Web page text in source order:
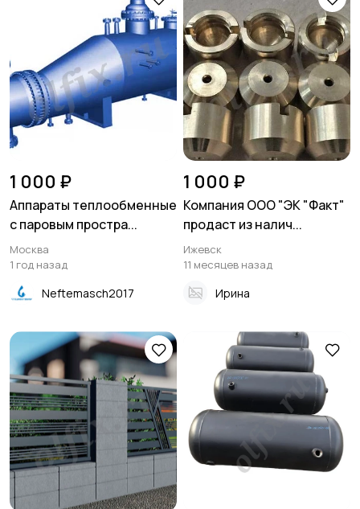
1 000 ₽
Аппараты теплообменные
с паровым простра...
Москва
1 год назад
Neftemasch2017
1 000 ₽
Компания ООО "ЭК "Факт"
продаст из налич...
Ижевск
11 месяцев назад
Ирина